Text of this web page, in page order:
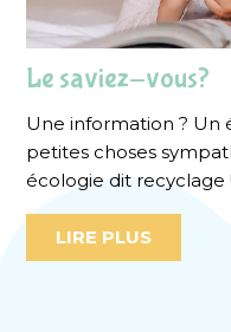
Le saviez-vous?
Une information ? Un
petites choses
écologie dit recyclage
LIRE PLUS